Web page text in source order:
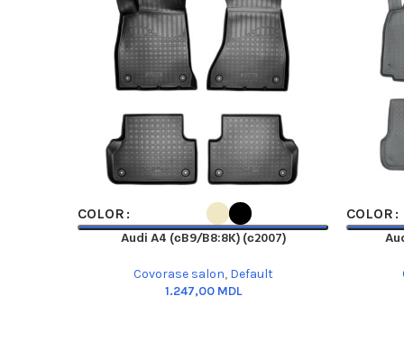
SELECT OPTIONS
COLOR
Audi A4 (сB9/B8:8K) (с2007)
Covorase salon, Default
MDL
SELECT
COLOR